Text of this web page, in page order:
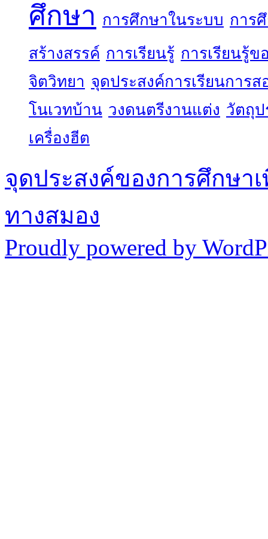
ศึกษา การศึกษาในระบบ การ
สร้างสรรค์ การเรียนรู้ การเรียนรู้ข
จิตวิทยา จุดประสงค์การเรียนการส
โนเวทบ้าน วงดนตรีงานแต่ง วัตถุป
เครื่องฮีต
จุดประสงค์ของการศึกษา
ทางสมอง
Proudly powered by